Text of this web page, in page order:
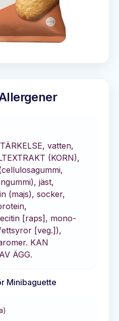
vatten,
(KORN),
jäst,
(majs), socker,
[raps], mono-
[veg.]),
KAN
ÄGG.
Minibaguette
)